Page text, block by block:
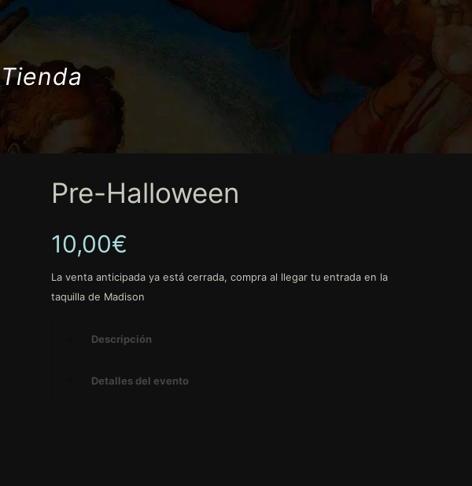
Tienda
Pre-Halloween
10,00€
La venta anticipada ya está cerrada, compra al llegar tu entrada en la
taquilla de Madison
Descripción
Detalles del evento